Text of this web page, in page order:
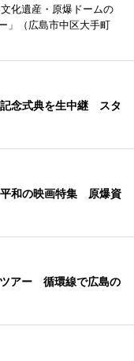
化遺産・原爆ドームの
」（広島市中区大手町
念式典を生中継 スタ
和の映画特集 原爆資
アー 循環線で広島の